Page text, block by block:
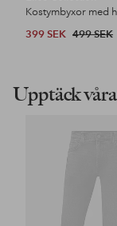
Kostymbyxor med
399 SEK 499 SEK
Upptäck